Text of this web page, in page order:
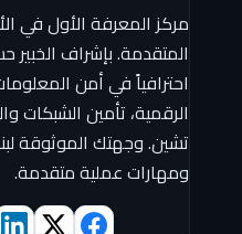
مركز المعرفة الأول في
المتقدمة. بإشراف الخبير
احترافياً في أمن
الرقمية، تأمين الشبكات
تشين. وجهتك الموثوقة
ومهارات عملية متقدمة.